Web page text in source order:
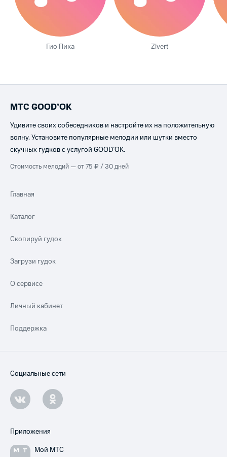
Гио Пика Zivert
МТС GOOD’OK
Удивите своих собеседников и настройте их на положительную
волну. Установите популярные мелодии или шутки вместо
скучных гудков с услугой GOOD’OK.
Стоимость мелодий — от 75 ₽ / 30 дней
Главная
Каталог
Скопируй гудок
Загрузи гудок
О сервисе
Личный кабинет
Поддержка
Социальные сети
Приложения
Мой МТС